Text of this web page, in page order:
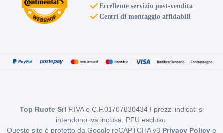
Eccellente servizio post-vendita
Centri di montaggio affidabili
Top Ruote Srl P.IVA e C.F.01707830434 I prezzi indicati si
intendono iva inclusa, PFU escluso.
Questo sito è protetto da Google reCAPTCHA v3 Privacy Policy e